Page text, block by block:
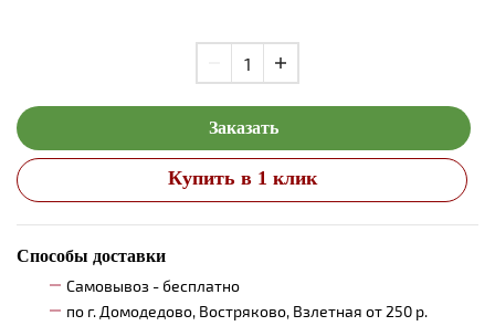
Заказать
Купить в 1 клик
Способы доставки
Самовывоз - бесплатно
по г. Домодедово, Востряково, Взлетная от 250 р.